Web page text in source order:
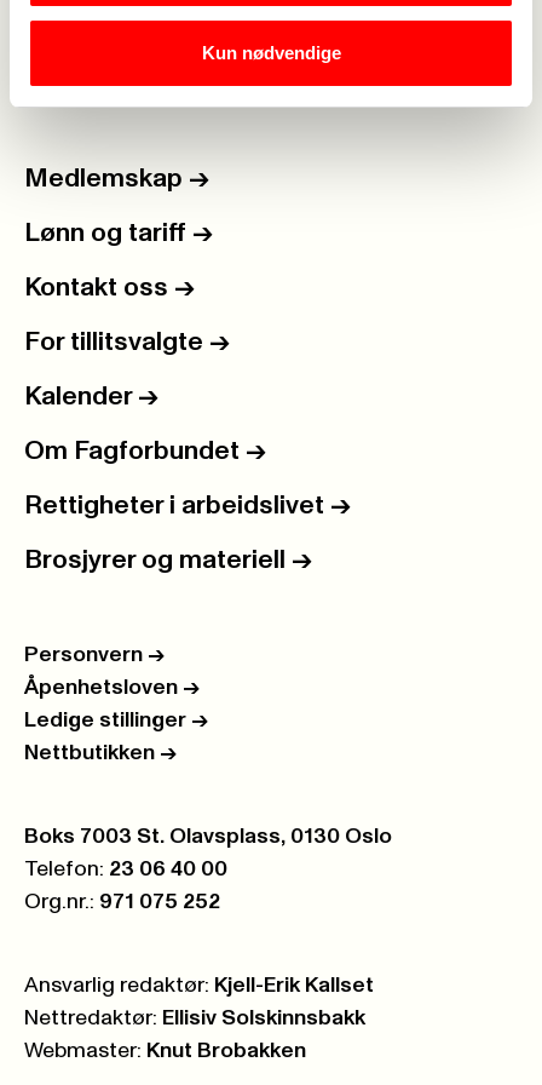
Kun nødvendige
Medlemskap ->
Lønn og tariff ->
Kontakt oss ->
For tillitsvalgte ->
Kalender ->
Om Fagforbundet ->
Rettigheter i arbeidslivet ->
Brosjyrer og materiell ->
Personvern ->
Åpenhetsloven ->
Ledige stillinger ->
Nettbutikken ->
Postboks:
Boks 7003 St. Olavsplass, 0130 Oslo
Telefon: 23 06 40 00
Org.nr.: 971 075 252
Ansvarlig redaktør: Kjell-Erik Kallset
Nettredaktør: Ellisiv Solskinnsbakk
Webmaster: Knut Brobakken